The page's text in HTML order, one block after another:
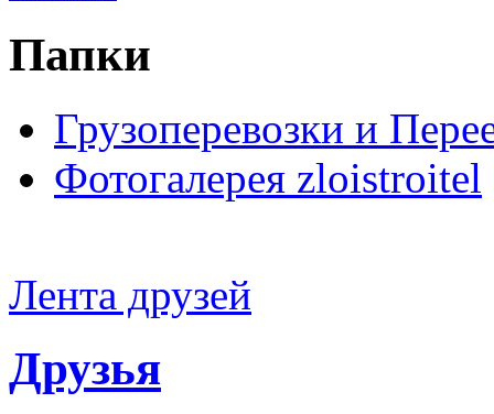
Папки
Грузоперевозки и
Фотогалерея zloistroitel
Лента друзей
Друзья